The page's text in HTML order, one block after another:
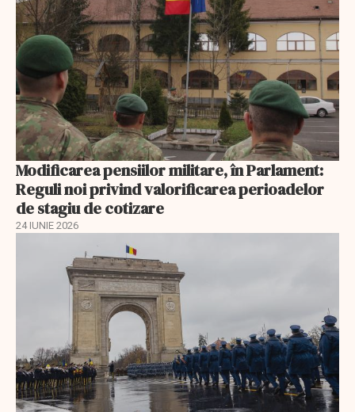
Modificarea pensiilor militare, în Parlament:
Reguli noi privind valorificarea perioadelor
de stagiu de cotizare
24 IUNIE 2026